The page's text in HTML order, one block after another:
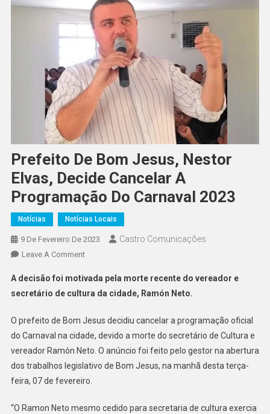
Prefeito De Bom Jesus, Nestor
Elvas, Decide Cancelar A
Programação Do Carnaval 2023
Notícias Notícias Locais
9 De Fevereiro De 2023 Castro Comunicações
Leave A Comment
A decisão foi motivada pela morte recente do vereador e
secretário de cultura da cidade, Ramón Neto.
O prefeito de Bom Jesus decidiu cancelar a programação oficial
do Carnaval na cidade, devido a morte do secretário de Cultura e
vereador Ramón Neto. O anúncio foi feito pelo gestor na abertura
dos trabalhos legislativo de Bom Jesus, na manhã desta terça-
feira, 07 de fevereiro.
“O Ramon Neto mesmo cedido para secretaria de cultura exercia